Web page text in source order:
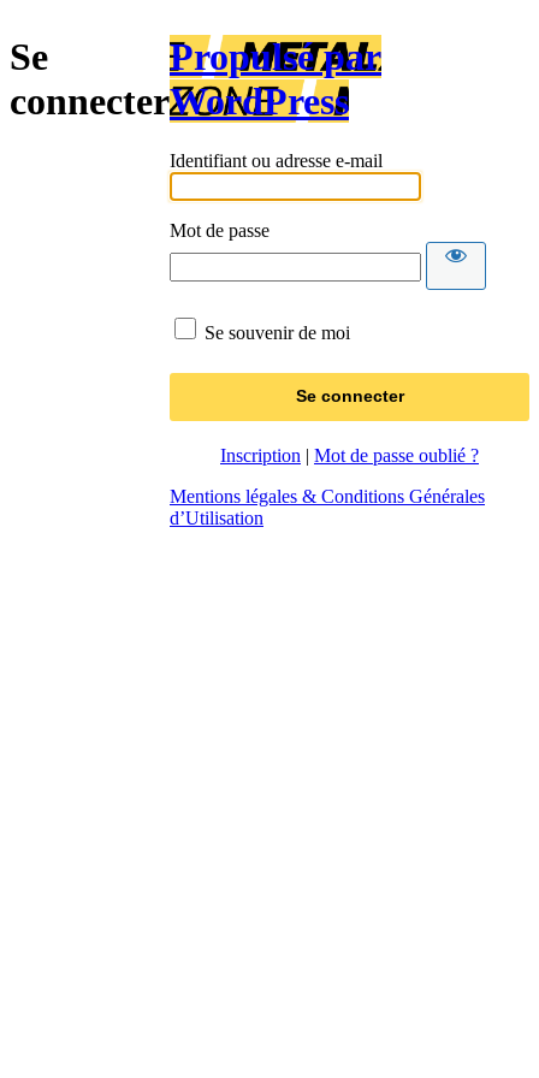
Se
connecter
Propulsé par
WordPress
Identifiant ou adresse e-mail
Mot de passe
Se souvenir de moi
Inscription | Mot de passe oublié ?
Mentions légales & Conditions Générales
d’Utilisation